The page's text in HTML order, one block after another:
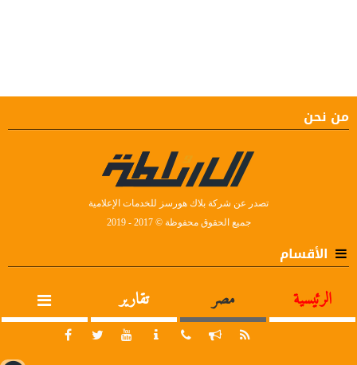
من نحن
تصدر عن شركة بلاك هورسز للخدمات الإعلامية
جميع الحقوق محفوظة © 2017 - 2019
الأقسام
الرئيسية مصر تقارير